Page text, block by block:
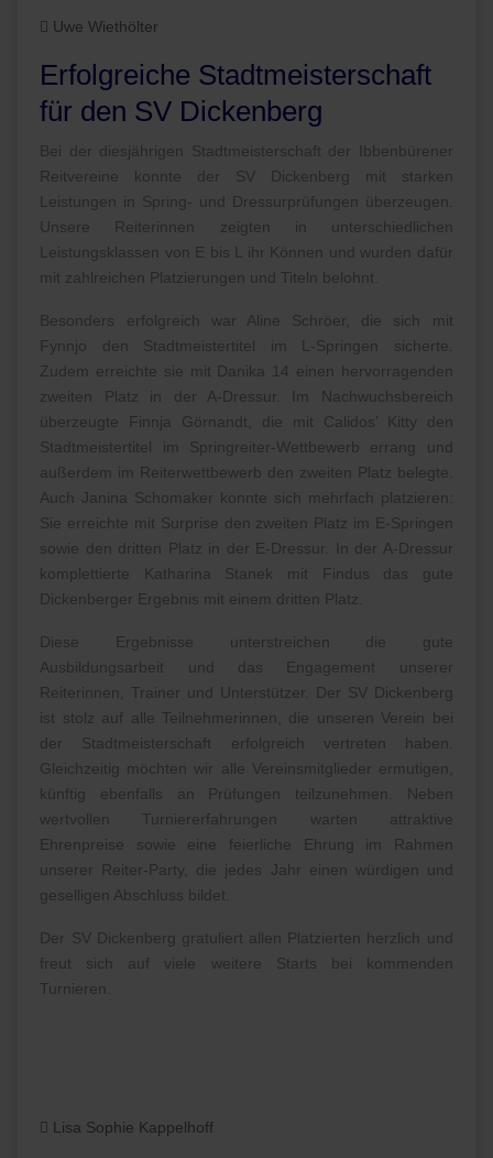
Uwe Wiethölter
Erfolgreiche Stadtmeisterschaft
für den SV Dickenberg
Bei der diesjährigen Stadtmeisterschaft der Ibbenbürener
Reitvereine konnte der SV Dickenberg mit starken
Leistungen in Spring- und Dressurprüfungen überzeugen.
Unsere Reiterinnen zeigten in unterschiedlichen
Leistungsklassen von E bis L ihr Können und wurden dafür
mit zahlreichen Platzierungen und Titeln belohnt.
Besonders erfolgreich war Aline Schröer, die sich mit
Fynnjo den Stadtmeistertitel im L-Springen sicherte.
Zudem erreichte sie mit Danika 14 einen hervorragenden
zweiten Platz in der A-Dressur. Im Nachwuchsbereich
überzeugte Finnja Görnandt, die mit Calidos’ Kitty den
Stadtmeistertitel im Springreiter-Wettbewerb errang und
außerdem im Reiterwettbewerb den zweiten Platz belegte.
Auch Janina Schomaker konnte sich mehrfach platzieren:
Sie erreichte mit Surprise den zweiten Platz im E-Springen
sowie den dritten Platz in der E-Dressur. In der A-Dressur
komplettierte Katharina Stanek mit Findus das gute
Dickenberger Ergebnis mit einem dritten Platz.
Diese Ergebnisse unterstreichen die gute
Ausbildungsarbeit und das Engagement unserer
Reiterinnen, Trainer und Unterstützer. Der SV Dickenberg
ist stolz auf alle Teilnehmerinnen, die unseren Verein bei
der Stadtmeisterschaft erfolgreich vertreten haben.
Gleichzeitig möchten wir alle Vereinsmitglieder ermutigen,
künftig ebenfalls an Prüfungen teilzunehmen. Neben
wertvollen Turniererfahrungen warten attraktive
Ehrenpreise sowie eine feierliche Ehrung im Rahmen
unserer Reiter-Party, die jedes Jahr einen würdigen und
geselligen Abschluss bildet.
Der SV Dickenberg gratuliert allen Platzierten herzlich und
freut sich auf viele weitere Starts bei kommenden
Turnieren.
Lisa Sophie Kappelhoff